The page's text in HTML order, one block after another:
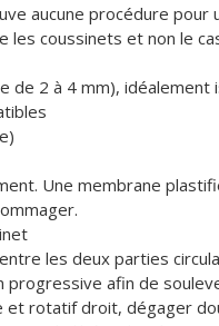
aucune procédure pour
les coussinets et non le
de 2 à 4 mm), idéalement
Une membrane
les deux parties
afin de
et rotatif droit, dégager